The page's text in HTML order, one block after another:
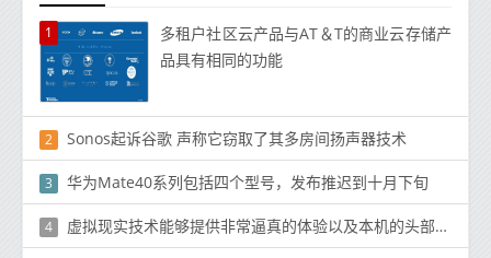
1
多租户社区云产品与AT＆T的商业云存储产
品具有相同的功能
2 Sonos起诉谷歌 声称它窃取了其多房间扬声器技术
3 华为Mate40系列包括四个型号，发布推迟到十月下旬
4 虚拟现实技术能够提供非常逼真的体验以及本机的头部跟踪支持